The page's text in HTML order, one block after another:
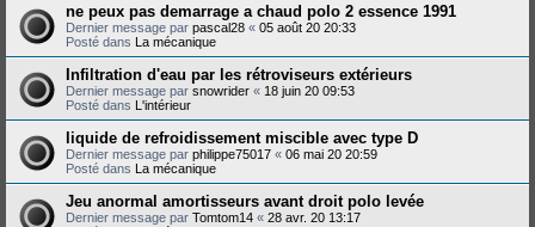
ne peux pas demarrage a chaud polo 2 essence 1991
Dernier message par pascal28 « 05 août 20 20:33
Posté dans La mécanique
Infiltration d'eau par les rétroviseurs extérieurs
Dernier message par snowrider « 18 juin 20 09:53
Posté dans L'intérieur
liquide de refroidissement miscible avec type D
Dernier message par philippe75017 « 06 mai 20 20:59
Posté dans La mécanique
Jeu anormal amortisseurs avant droit polo levée
Dernier message par Tomtom14 « 28 avr. 20 13:17